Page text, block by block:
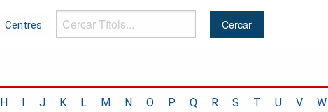
Centres
Cercar
Títols...
H I J K L M N O P Q R S T U V W